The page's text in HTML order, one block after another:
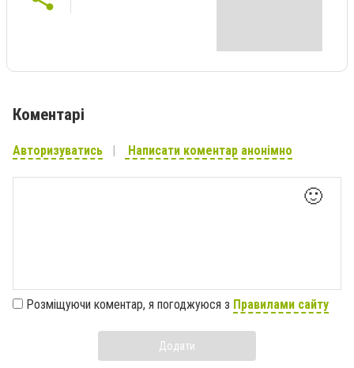
Коментарі
Авторизуватись Написати коментар анонімно
🙂
Розміщуючи коментар, я погоджуюся з Правилами сайту
Додати